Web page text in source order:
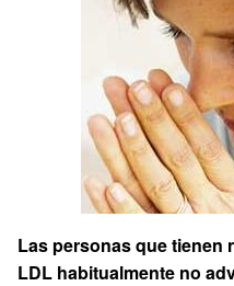
Las personas que tienen
LDL habitualmente no